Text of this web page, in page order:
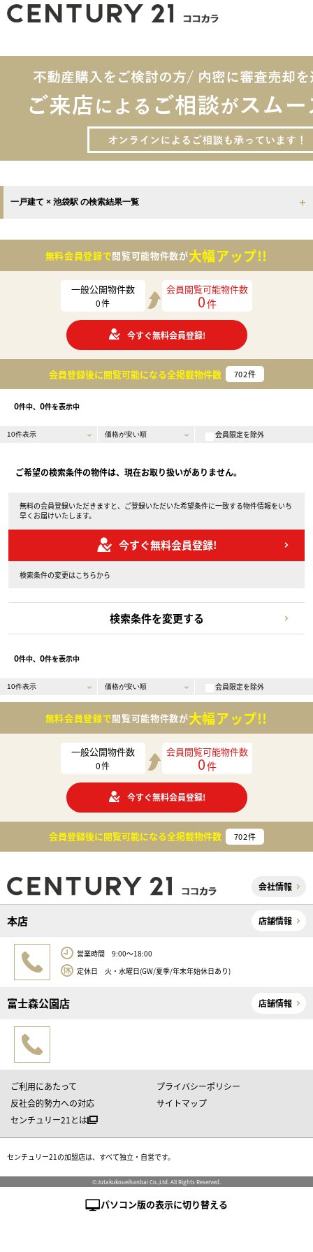
一戸建て × 池袋駅 の検索結果一覧
無料会員登録で閲覧可能物件数が大幅アップ!!
一般公開物件数
0件
会員閲覧可能物件数
0件
今すぐ無料会員登録!
会員登録後に閲覧可能になる全掲載物件数 702件
0件中、 0件を表示中
会員限定を除外
ご希望の検索条件の物件は、現在お取り扱いがありません。
無料の会員登録いただきますと、ご登録いただいた希望条件に一致する物件情報をいち
早くお届けいたします。
今すぐ無料会員登録!
検索条件の変更はこちらから
検索条件を変更する
0件中、 0件を表示中
会員限定を除外
無料会員登録で閲覧可能物件数が大幅アップ!!
一般公開物件数
0件
会員閲覧可能物件数
0件
今すぐ無料会員登録!
会員登録後に閲覧可能になる全掲載物件数 702件
会社情報
本店 店舗情報
営業時間 9:00～18:00
定休日 火・水曜日(GW/夏季/年末年始休日あり)
富士森公園店 店舗情報
ご利用にあたって
プライバシーポリシー
反社会的勢力への対応
サイトマップ
センチュリー21とは
センチュリー21の加盟店は、すべて独立・自営です。
©Jutakukoueihanbai Co.,Ltd. All Rights Reserved.
パソコン版の表示に切り替える